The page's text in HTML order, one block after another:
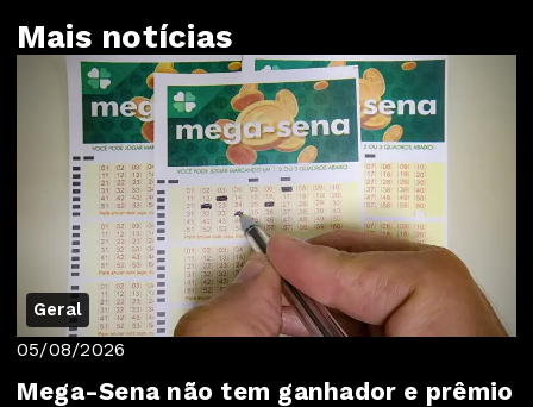
Mais notícias
Geral
05/08/2026
Mega-Sena não tem ganhador e prêmio